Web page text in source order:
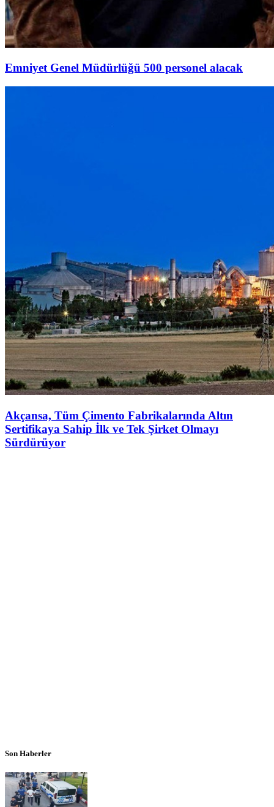
Emniyet Genel Müdürlüğü 500 personel alacak
Akçansa, Tüm Çimento Fabrikalarında Altın
Sertifikaya Sahip İlk ve Tek Şirket Olmayı
Sürdürüyor
Son Haberler